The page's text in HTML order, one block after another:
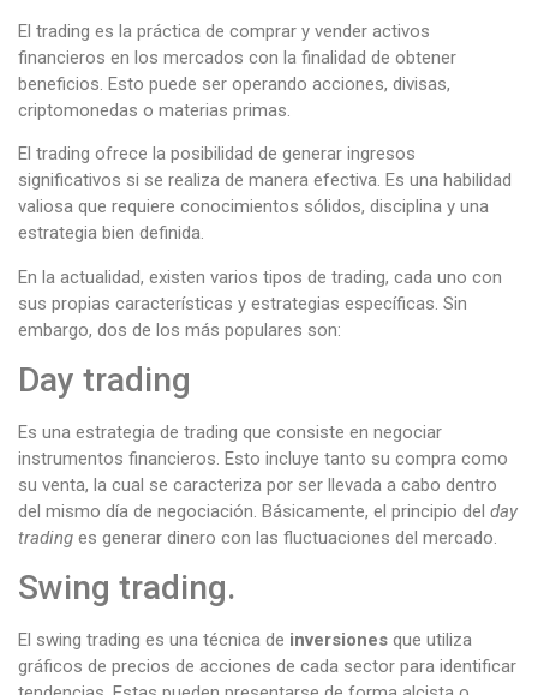
El trading es la práctica de comprar y vender activos
financieros en los mercados con la finalidad de obtener
beneficios. Esto puede ser operando acciones, divisas,
criptomonedas o materias primas.
El trading ofrece la posibilidad de generar ingresos
significativos si se realiza de manera efectiva. Es una habilidad
valiosa que requiere conocimientos sólidos, disciplina y una
estrategia bien definida.
En la actualidad, existen varios tipos de trading, cada uno con
sus propias características y estrategias específicas. Sin
embargo, dos de los más populares son:
Day trading
Es una estrategia de trading que consiste en negociar
instrumentos financieros. Esto incluye tanto su compra como
su venta, la cual se caracteriza por ser llevada a cabo dentro
del mismo día de negociación. Básicamente, el principio del day
trading es generar dinero con las fluctuaciones del mercado.
Swing trading.
El swing trading es una técnica de inversiones que utiliza
gráficos de precios de acciones de cada sector para identificar